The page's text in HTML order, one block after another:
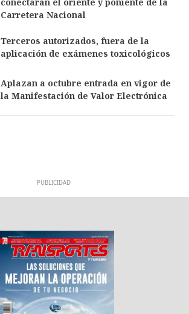
Carretera Nacional
Terceros autorizados, fuera de la
aplicación de exámenes toxicológicos
Aplazan a octubre entrada en vigor de
la Manifestación de Valor Electrónica
PUBLICIDAD